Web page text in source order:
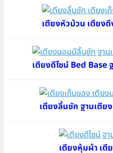
เตียงหัวม้วน เตียง
เตียงดีไซน์ Bed Base
เตียงลิ้นชัก ฐานเตีย
เตียงหุ้มผ้า เตี